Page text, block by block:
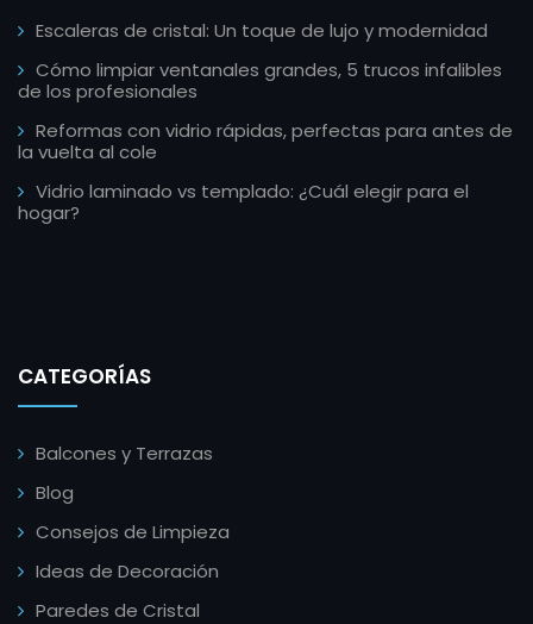
Escaleras de cristal: Un toque de lujo y modernidad
Cómo limpiar ventanales grandes, 5 trucos infalibles
de los profesionales
Reformas con vidrio rápidas, perfectas para antes de
la vuelta al cole
Vidrio laminado vs templado: ¿Cuál elegir para el
hogar?
CATEGORÍAS
Balcones y Terrazas
Blog
Consejos de Limpieza
Ideas de Decoración
Paredes de Cristal